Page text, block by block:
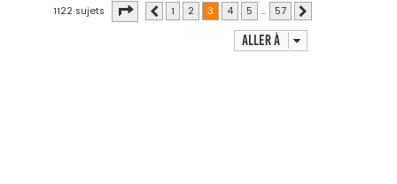
1122 sujets Page sur 57
Précédente
1 2 3 4 5 … 57
Aller à